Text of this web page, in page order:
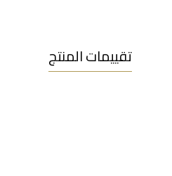
تقييمات المنتج